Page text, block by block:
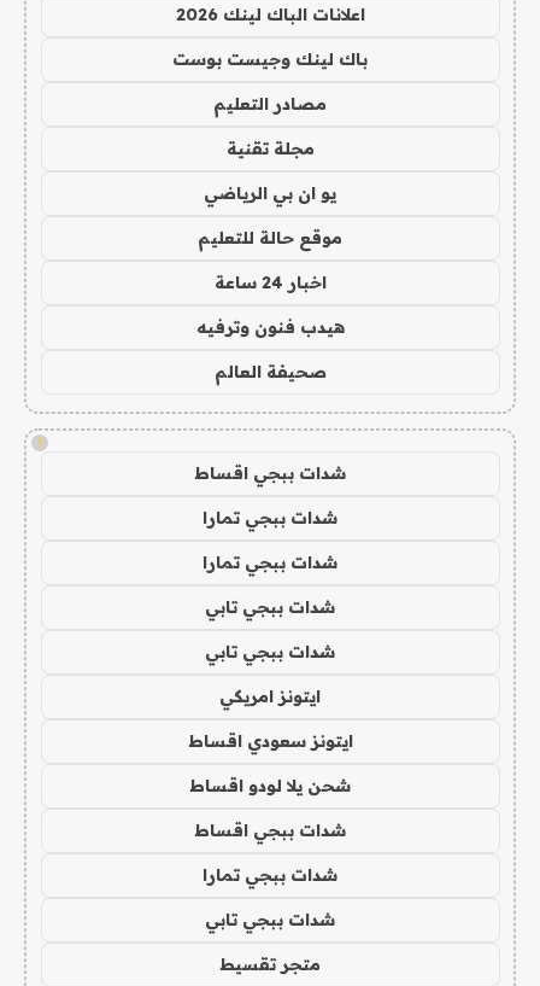
اعلانات الباك لينك 2026
باك لينك وجيست بوست
مصادر التعليم
مجلة تقنية
يو ان بي الرياضي
موقع حالة للتعليم
اخبار 24 ساعة
هيدب فنون وترفيه
صحيفة العالم
!
شدات ببجي اقساط
شدات ببجي تمارا
شدات ببجي تمارا
شدات ببجي تابي
شدات ببجي تابي
ايتونز امريكي
ايتونز سعودي اقساط
شحن يلا لودو اقساط
شدات ببجي اقساط
شدات ببجي تمارا
شدات ببجي تابي
متجر تقسيط